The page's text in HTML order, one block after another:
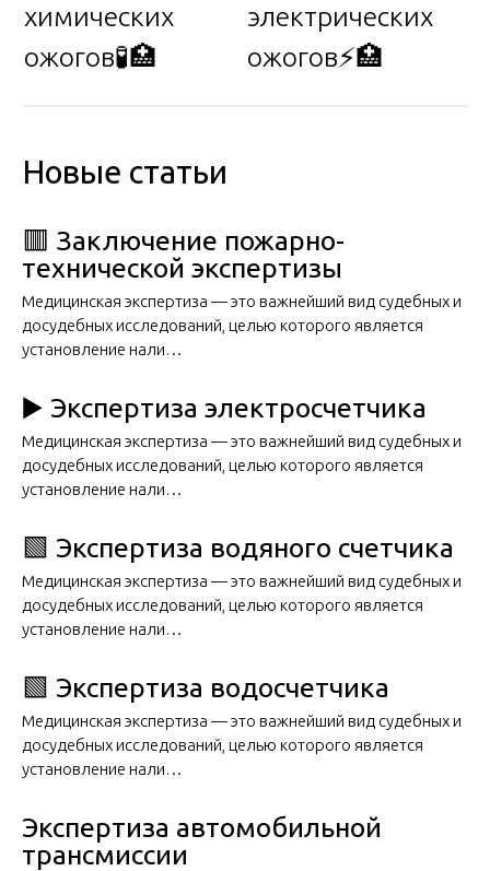
химических
ожогов🧪🏥
электрических
ожогов⚡🏥
Новые статьи
🟥 Заключение пожарно-
технической экспертизы
Медицинская экспертиза — это важнейший вид судебных и
досудебных исследований, целью которого является
установление нали…
▶️ Экспертиза электросчетчика
Медицинская экспертиза — это важнейший вид судебных и
досудебных исследований, целью которого является
установление нали…
🟩 Экспертиза водяного счетчика
Медицинская экспертиза — это важнейший вид судебных и
досудебных исследований, целью которого является
установление нали…
🟩 Экспертиза водосчетчика
Медицинская экспертиза — это важнейший вид судебных и
досудебных исследований, целью которого является
установление нали…
Экспертиза автомобильной
трансмиссии